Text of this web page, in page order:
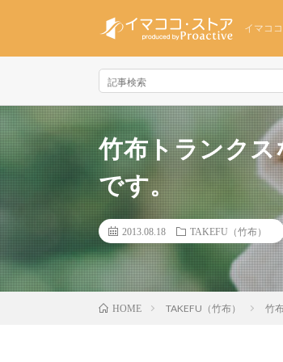
イマコ
竹布トランク
です。
2013.08.18 TAKEFU（竹布）
HOME TAKEFU（竹布） 竹